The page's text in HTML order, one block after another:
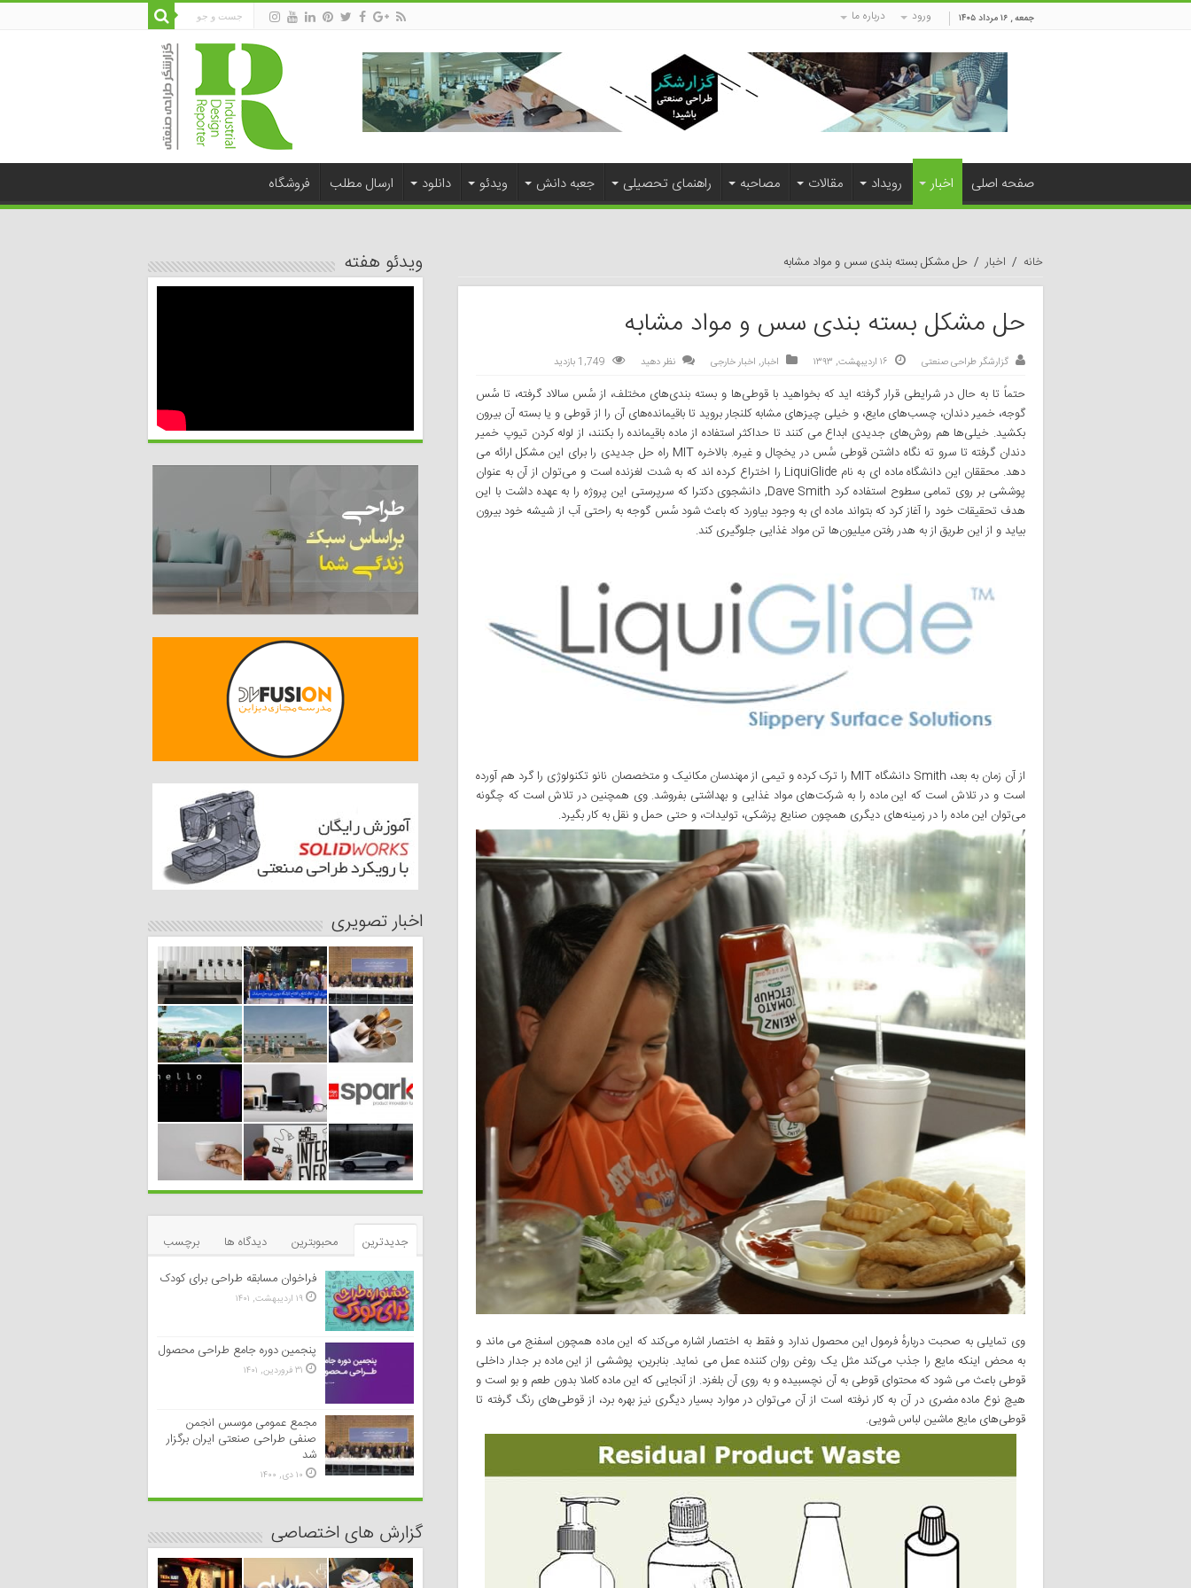
جمعه , ۱۶ مرداد ۱۴۰۵ ورود درباره ما
صفحه اصلی اخبار رویداد مقالات مصاحبه راهنمای تحصیلی جعبه دانش ویدئو دانلود ارسال مطلب فروشگاه
خانه / اخبار / حل مشکل بسته بندی سس و مواد مشابه
حل مشکل بسته بندی سس و مواد مشابه
گزارشگر طراحی صنعتی ۱۶ اردیبهشت, ۱۳۹۳ اخبار, اخبار خارجی نظر دهید 1,749 بازدید
حتماً تا به حال در شرایطی قرار گرفته اید که بخواهید با قوطی‌ها و بسته بندی‌های مختلف، از سٔس سالاد گرفته، تا سٔس
گوجه، خمیر دندان، چسب‌های مایع، و خیلی‌ چیز‌های مشابه کلنجار بروید تا باقیمانده‌های آن را از قوطی و یا بسته آن بیرون
بکشید. خیلی‌‌ها هم روش‌های جدیدی ابداع می کنند تا حداکثر استفاده از ماده باقیمانده را بکنند، از لوله کردن تیوپ خمیر
دندان گرفته تا سرو ته نگاه داشتن قوطی سٔس در یخچال و غیره. بالاخره MIT راه حل جدیدی را برای این مشکل ارائه می
دهد. محققان این دانشگاه ماده ای به نام LiquiGlide را اختراع کرده اند که به شدت لغزنده است و می‌توان از آن به عنوان
پوششی بر روی تمامی‌ سطوح استفاده کرد Dave Smith, دانشجوی دکترا که سرپرستی این پروژه را به عهده داشت با این
هدف تحقیقات خود را آغاز کرد که بتواند ماده ای به وجود بیاورد که باعث شود سٔس گوجه به راحتی‌ آب از شیشه خود بیرون
بیاید و از این طریق از به هدر رفتن میلیون‌ها تن مواد غذایی جلوگیری کند.
از آن زمان به بعد، Smith دانشگاه MIT را ترک کرده و تیمی از مهندسان مکانیک و متخصصان نانو تکنولوژی را گرد هم آورده
است و در تلاش است که این ماده را به شرکت‌های مواد غذایی و بهداشتی بفروشد. وی همچنین در تلاش است که چگونه
می‌توان این ماده را در زمینه‌های دیگری همچون صنایع پزشکی‌، تولیدات، و حتی حمل و نقل به کار بگیرد.
وی تمایلی به صحبت دربارهٔ فرمول این محصول ندارد و فقط به اختصار اشاره می‌کند که این ماده همچون اسفنج می ماند و
به محض اینکه مایع را جذب می‌کند مثل یک روغن روان کننده عمل می نماید. بنابرین، پوششی از این ماده بر جدار داخلی
قوطی باعث می شود که محتوای قوطی به آن نچسبیده و به روی آن بلغزد. از آنجایی که این ماده کاملا بدون طعم و بو است و
هیچ نوع ماده مضری در آن به کار نرفته است از آن می‌توان در موارد بسیار دیگری نیز بهره برد، از قوطی‌های رنگ گرفته تا
قوطی‌های مایع ماشین لباس شویی.
ویدئو هفته
اخبار تصویری
جدیدترین محبوبترین دیدگاه ها
برچسب
فراخوان مسابقه طراحی برای کودک
۱۹ اردیبهشت, ۱۴۰۱
پنجمین دوره جامع طراحی محصول
۳۱ فروردین, ۱۴۰۱
مجمع عمومی موسس انجمن
صنفی طراحی صنعتی ایران برگزار
شد
۱۰ دی, ۱۴۰۰
گزارش های اختصاصی